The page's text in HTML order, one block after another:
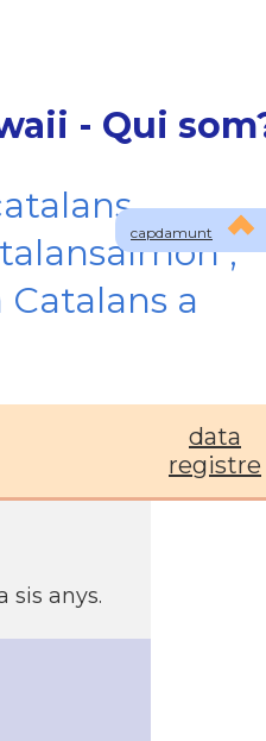
capdamunt
- Qui
,
Catalans a
data
registre
sis anys.